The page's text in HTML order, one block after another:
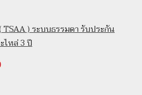
TSAA ) ระบบธรรมดา รับประกัน
ไหล่ 3 ปี